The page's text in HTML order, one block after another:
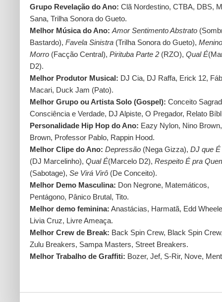
Grupo Revelação do Ano: Clã Nordestino, CTBA, DBS,
Sana, Trilha Sonora do Gueto.
Melhor Música do Ano: Amor Sentimento Abstrato
Bastardo), Favela Sinistra (Trilha Sonora do Gueto),
Morro (Facção Central), Pirituba Parte 2 (RZO), Qual É
D2).
Melhor Produtor Musical: DJ Cia, DJ Raffa, Erick 12,
Macari, Duck Jam (Pato).
Melhor Grupo ou Artista Solo (Gospel): Conceito
Consciência e Verdade, DJ Alpiste, O Pregador, Relato
Personalidade Hip Hop do Ano: Eazy Nylon, Nino
Brown, Professor Pablo, Rappin Hood.
Melhor Clipe do Ano: Depressão (Nega Gizza), DJ que
(DJ Marcelinho), Qual É(Marcelo D2), Respeito É pra
(Sabotage), Se Virá Virô (De Conceito).
Melhor Demo Masculina: Don Negrone, Matemáticos,
Pentágono, Pânico Brutal, Tito.
Melhor demo feminina: Anastácias, Harmatã, Edd
Livia Cruz, Livre Ameaça.
Melhor Crew de Break: Back Spin Crew, Black Spin
Zulu Breakers, Sampa Masters, Street Breakers.
Melhor Trabalho de Graffiti: Bozer, Jef, S-Rir, Nove,